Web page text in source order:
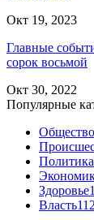
Окт 19, 2023
Главные
сорок восьмой
Окт 30, 2022
Популярные
Общество
Политика
Здоровье
Власть